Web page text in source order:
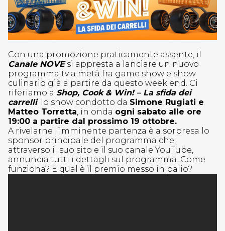
Con una promozione praticamente assente, il
Canale NOVEsi appresta a lanciare un nuovo
programma tv a metà fra game show e show
culinario già a partire da questo week end. Ci
riferiamo a Shop, Cook & Win! – La sfida dei
carrelli: lo show condotto da Simone Rugiati e
Matteo Torretta, in onda ogni sabato alle ore
19:00 a partire dal prossimo 19 ottobre.
A rivelarne l’imminente partenza è a sorpresa lo
sponsor principale del programma che,
attraverso il suo sito e il suo canale YouTube,
annuncia tutti i dettagli sul programma. Come
funziona? E qual è il premio messo in palio?